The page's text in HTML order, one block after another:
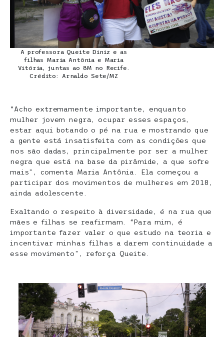
A professora Queite Diniz e as
filhas Maria Antônia e Maria
Vitória, juntas ao 8M no Recife.
Crédito: Arnaldo Sete/MZ
“Acho extremamente importante, enquanto
mulher jovem negra, ocupar esses espaços,
estar aqui botando o pé na rua e mostrando que
a gente está insatisfeita com as condições que
nos são dadas, principalmente por ser a mulher
negra que está na base da pirâmide, a que sofre
mais”, comenta Maria Antônia. Ela começou a
participar dos movimentos de mulheres em 2018,
ainda adolescente.
Exaltando o respeito à diversidade, é na rua que
mães e filhas se reafirmam. “Para mim, é
importante fazer valer o que estudo na teoria e
incentivar minhas filhas a darem continuidade a
esse movimento”, reforça Queite.